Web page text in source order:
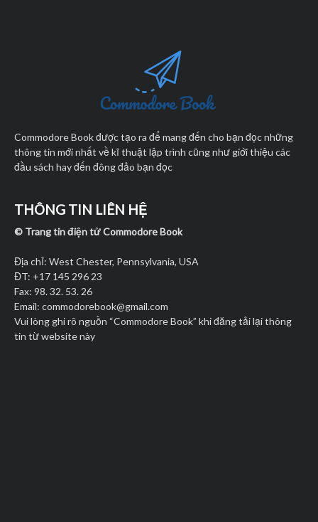
Commodore Book được tạo ra để mang đến cho bạn đọc những
thông tin mới nhất về kĩ thuật lập trình cũng như giới thiệu các
đầu sách hay đến đông đảo bạn đọc
THÔNG TIN LIÊN HỆ
© Trang tin điện tử Commodore Book
Địa chỉ: West Chester, Pennsylvania, USA
ĐT: +17 145 296 23
Fax: 98. 32. 53. 26
Email: commodorebook@gmail.com
Vui lòng ghi rõ nguồn “Commodore Book” khi đăng tải lại thông
tin từ website này